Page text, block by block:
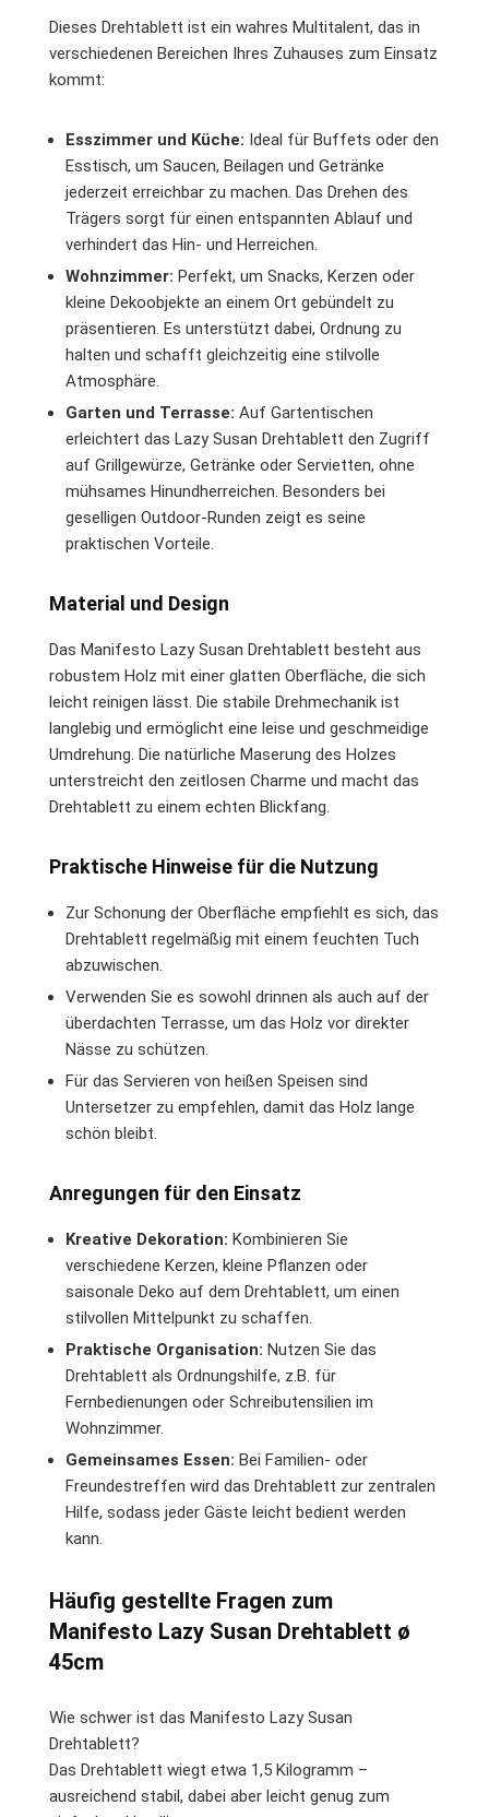
Dieses Drehtablett ist ein wahres Multitalent, das in
verschiedenen Bereichen Ihres Zuhauses zum Einsatz
kommt:
Esszimmer und Küche: Ideal für Buffets oder den
Esstisch, um Saucen, Beilagen und Getränke
jederzeit erreichbar zu machen. Das Drehen des
Trägers sorgt für einen entspannten Ablauf und
verhindert das Hin- und Herreichen.
Wohnzimmer: Perfekt, um Snacks, Kerzen oder
kleine Dekoobjekte an einem Ort gebündelt zu
präsentieren. Es unterstützt dabei, Ordnung zu
halten und schafft gleichzeitig eine stilvolle
Atmosphäre.
Garten und Terrasse: Auf Gartentischen
erleichtert das Lazy Susan Drehtablett den Zugriff
auf Grillgewürze, Getränke oder Servietten, ohne
mühsames Hinundherreichen. Besonders bei
geselligen Outdoor-Runden zeigt es seine
praktischen Vorteile.
Material und Design
Das Manifesto Lazy Susan Drehtablett besteht aus
robustem Holz mit einer glatten Oberfläche, die sich
leicht reinigen lässt. Die stabile Drehmechanik ist
langlebig und ermöglicht eine leise und geschmeidige
Umdrehung. Die natürliche Maserung des Holzes
unterstreicht den zeitlosen Charme und macht das
Drehtablett zu einem echten Blickfang.
Praktische Hinweise für die Nutzung
Zur Schonung der Oberfläche empfiehlt es sich, das
Drehtablett regelmäßig mit einem feuchten Tuch
abzuwischen.
Verwenden Sie es sowohl drinnen als auch auf der
überdachten Terrasse, um das Holz vor direkter
Nässe zu schützen.
Für das Servieren von heißen Speisen sind
Untersetzer zu empfehlen, damit das Holz lange
schön bleibt.
Anregungen für den Einsatz
Kreative Dekoration: Kombinieren Sie
verschiedene Kerzen, kleine Pflanzen oder
saisonale Deko auf dem Drehtablett, um einen
stilvollen Mittelpunkt zu schaffen.
Praktische Organisation: Nutzen Sie das
Drehtablett als Ordnungshilfe, z.B. für
Fernbedienungen oder Schreibutensilien im
Wohnzimmer.
Gemeinsames Essen: Bei Familien- oder
Freundestreffen wird das Drehtablett zur zentralen
Hilfe, sodass jeder Gäste leicht bedient werden
kann.
Häufig gestellte Fragen zum
Manifesto Lazy Susan Drehtablett ø
45cm
Wie schwer ist das Manifesto Lazy Susan
Drehtablett?
Das Drehtablett wiegt etwa 1,5 Kilogramm –
ausreichend stabil, dabei aber leicht genug zum